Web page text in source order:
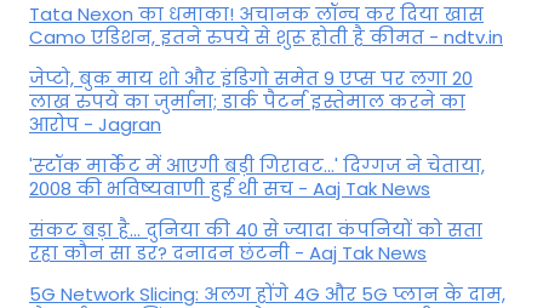
Tata Nexon का धमाका! अचानक लॉन्च कर दिया खास
Camo एडिशन, इतने रुपये से शुरू होती है कीमत - ndtv.in
जेप्टो, बुक माय शो और इंडिगो समेत 9 एप्स पर लगा 20
लाख रुपये का जुर्माना; डार्क पैटर्न इस्तेमाल करने का
आरोप - Jagran
'स्‍टॉक मार्केट में आएगी बड़ी गिरावट...' दिग्‍गज ने चेताया,
2008 की भविष्यवाणी हुई थी सच - Aaj Tak News
संकट बड़ा है... दुनिया की 40 से ज्यादा कंपनियों को सता
रहा कौन सा डर? दनादन छंटनी - Aaj Tak News
5G Network Slicing: अलग होंगे 4G और 5G प्लान के दाम,